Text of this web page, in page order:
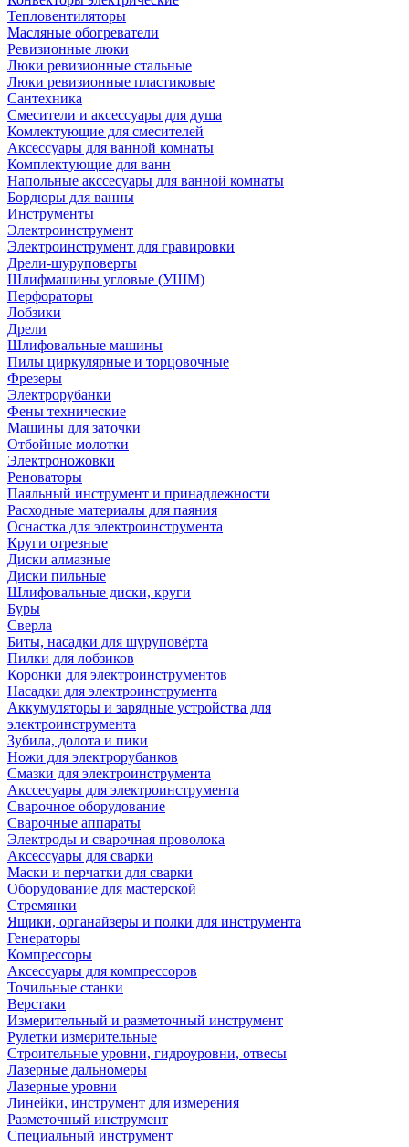
Тепловентиляторы
Масляные обогреватели
Ревизионные люки
Люки ревизионные стальные
Люки ревизионные пластиковые
Сантехника
Смесители и аксессуары для душа
Комлектующие для смесителей
Аксессуары для ванной комнаты
Комплектующие для ванн
Напольные акссесуары для ванной комнаты
Бордюры для ванны
Инструменты
Электроинструмент
Электроинструмент для гравировки
Дрели-шуруповерты
Шлифмашины угловые (УШМ)
Перфораторы
Лобзики
Дрели
Шлифовальные машины
Пилы циркулярные и торцовочные
Фрезеры
Электрорубанки
Фены технические
Машины для заточки
Отбойные молотки
Электроножовки
Реноваторы
Паяльный инструмент и принадлежности
Расходные материалы для паяния
Оснастка для электроинструмента
Круги отрезные
Диски алмазные
Диски пильные
Шлифовальные диски, круги
Буры
Сверла
Биты, насадки для шуруповёрта
Пилки для лобзиков
Коронки для электроинструментов
Насадки для электроинструмента
Аккумуляторы и зарядные устройства для
электроинструмента
Зубила, долота и пики
Ножи для электрорубанков
Смазки для электроинструмента
Акссесуары для электроинструмента
Сварочное оборудование
Сварочные аппараты
Электроды и сварочная проволока
Аксессуары для сварки
Маски и перчатки для сварки
Оборудование для мастерской
Стремянки
Ящики, органайзеры и полки для инструмента
Генераторы
Компрессоры
Аксессуары для компрессоров
Точильные станки
Верстаки
Измерительный и разметочный инструмент
Рулетки измерительные
Строительные уровни, гидроуровни, отвесы
Лазерные дальномеры
Лазерные уровни
Линейки, инструмент для измерения
Разметочный инструмент
Специальный инструмент